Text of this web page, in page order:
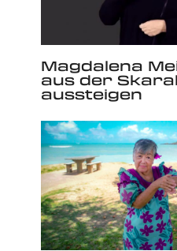
Magdalena
aus der
aussteigen